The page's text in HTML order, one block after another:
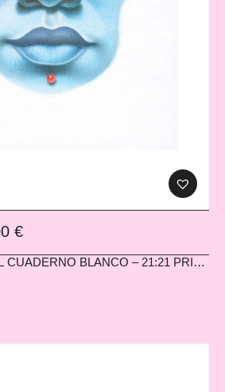
€
CUADERNO BLANCO – 21:21 PRINT